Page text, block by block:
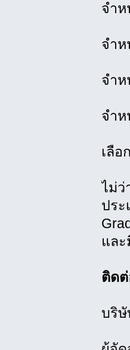
จำห
จำห
จำห
จำห
เลื
ไม่ว่
ปร
แล
ติด
บริษั